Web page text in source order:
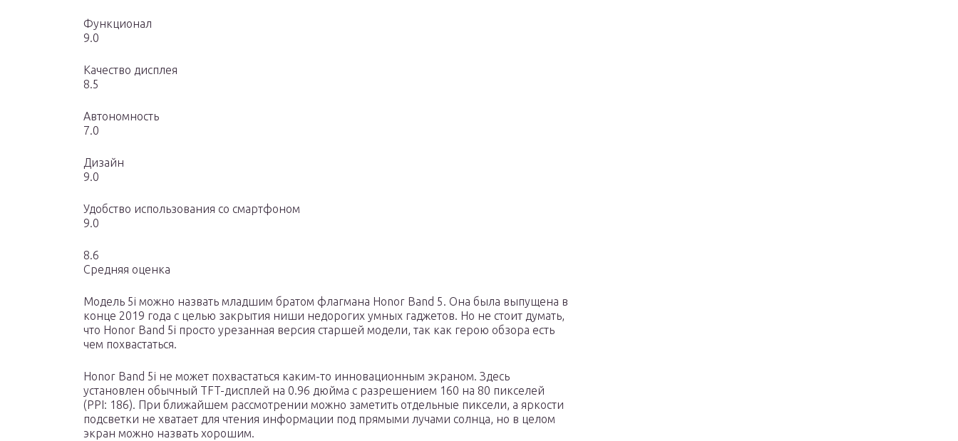
Функционал
9.0
Качество дисплея
8.5
Автономность
7.0
Дизайн
9.0
Удобство использования со смартфоном
9.0
8.6
Средняя оценка
Модель 5i можно назвать младшим братом флагмана Honor Band 5. Она была выпущена в
конце 2019 года с целью закрытия ниши недорогих умных гаджетов. Но не стоит думать,
что Honor Band 5i просто урезанная версия старшей модели, так как герою обзора есть
чем похвастаться.
Honor Band 5i не может похвастаться каким-то инновационным экраном. Здесь
установлен обычный TFT-дисплей на 0.96 дюйма с разрешением 160 на 80 пикселей
(PPI: 186). При ближайшем рассмотрении можно заметить отдельные пиксели, а яркости
подсветки не хватает для чтения информации под прямыми лучами солнца, но в целом
экран можно назвать хорошим.